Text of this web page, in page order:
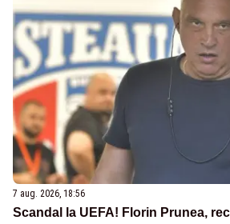
7 aug. 2026, 18:56
Scandal la UEFA! Florin Prunea,